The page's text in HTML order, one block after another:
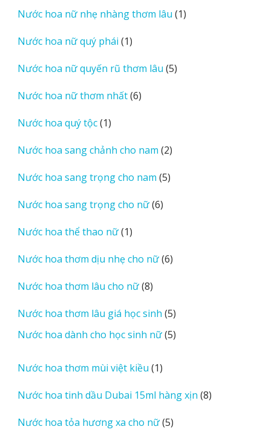
phẩm
Nước hoa nữ nhẹ nhàng thơm lâu 11
Nước hoa nữ quý phái 11
phẩm
Nước hoa nữ quyến rũ thơm lâu 55
Nước hoa nữ thơm nhất 66
Nước hoa quý tộc 11
phẩm
Nước hoa sang chảnh cho nam 22
phẩm
Nước hoa sang trọng cho nam 55
Nước hoa sang trọng cho nữ 66
Nước hoa thể thao nữ 11
phẩm
Nước hoa thơm dịu nhẹ cho nữ 66
Nước hoa thơm lâu cho nữ 88
phẩm
Nước hoa thơm lâu giá học sinh 55
sản
phẩm
Nước hoa dành cho học sinh nữ 55
Nước hoa thơm mùi việt kiều 11
phẩm
Nước hoa tinh dầu Dubai 15ml hàng xịn 88
Nước hoa tỏa hương xa cho nữ 55